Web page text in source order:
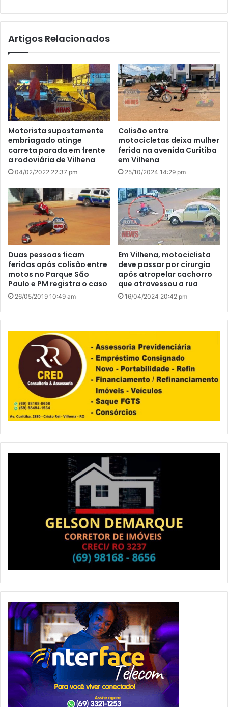
te
Artigos Relacionados
Motorista supostamente
embriagado atinge
carreta parada em frente
a rodoviária de Vilhena
04/02/2022 22:37 pm
Colisão entre
motocicletas deixa mulher
ferida na avenida Curitiba
em Vilhena
25/10/2024 14:29 pm
Duas pessoas ficam
feridas após colisão entre
motos no Parque São
Paulo e PM registra o caso
26/05/2019 10:49 am
Em Vilhena, motociclista
deve passar por cirurgia
após atropelar cachorro
que atravessou a rua
16/04/2024 20:42 pm